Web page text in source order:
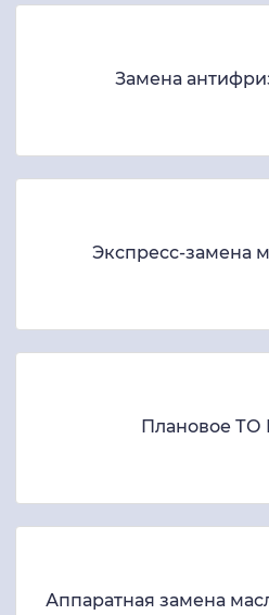
Замена
Экспресс-замена
Плановое ТО
Аппаратная замена